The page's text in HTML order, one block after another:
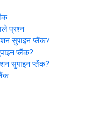
प्रश्न
सुपाइन प्लैंक?
प्लैंक?
सुपाइन प्लैंक?